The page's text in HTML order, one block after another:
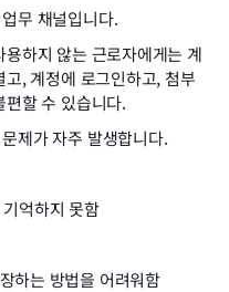
무 채널입니다.
하지 않는 근로자에게는 계
, 계정에 로그인하고, 첨부
할 수 있습니다.
제가 자주 발생합니다.
억하지 못함
하는 방법을 어려워함